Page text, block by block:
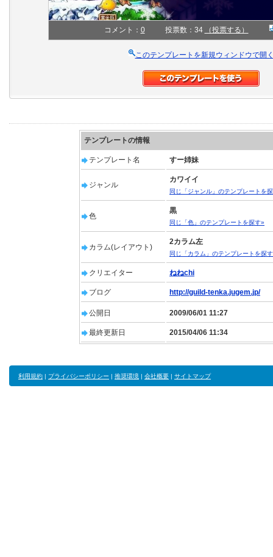
コメント： 0 投票数：34 （投票する）
このテンプレートを新規ウィンドウで開
テンプレートの情報
テンプレート名 すー姉妹
ジャンル
カワイイ
同じ「ジャンル」のテンプレートを
色
黒
同じ「色」のテンプレートを探す»
カラム(レイアウト)
2カラム左
同じ「カラム」のテンプレートを探
クリエイター ねねchi
ブログ http://guild-tenka.jugem.jp/
公開日 2009/06/01 11:27
最終更新日 2015/04/06 11:34
利用規約 | プライバシーポリシー | 推奨環境 | 会社概要 | サイトマップ